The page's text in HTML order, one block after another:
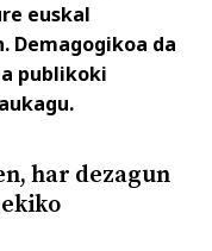
euskal
Demagogikoa da
publikoki
har dezagun